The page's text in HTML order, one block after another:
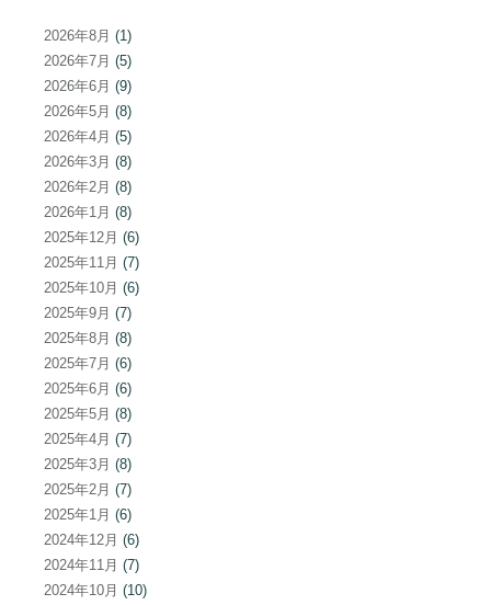
2026年8月 (1)
2026年7月 (5)
2026年6月 (9)
2026年5月 (8)
2026年4月 (5)
2026年3月 (8)
2026年2月 (8)
2026年1月 (8)
2025年12月 (6)
2025年11月 (7)
2025年10月 (6)
2025年9月 (7)
2025年8月 (8)
2025年7月 (6)
2025年6月 (6)
2025年5月 (8)
2025年4月 (7)
2025年3月 (8)
2025年2月 (7)
2025年1月 (6)
2024年12月 (6)
2024年11月 (7)
2024年10月 (10)